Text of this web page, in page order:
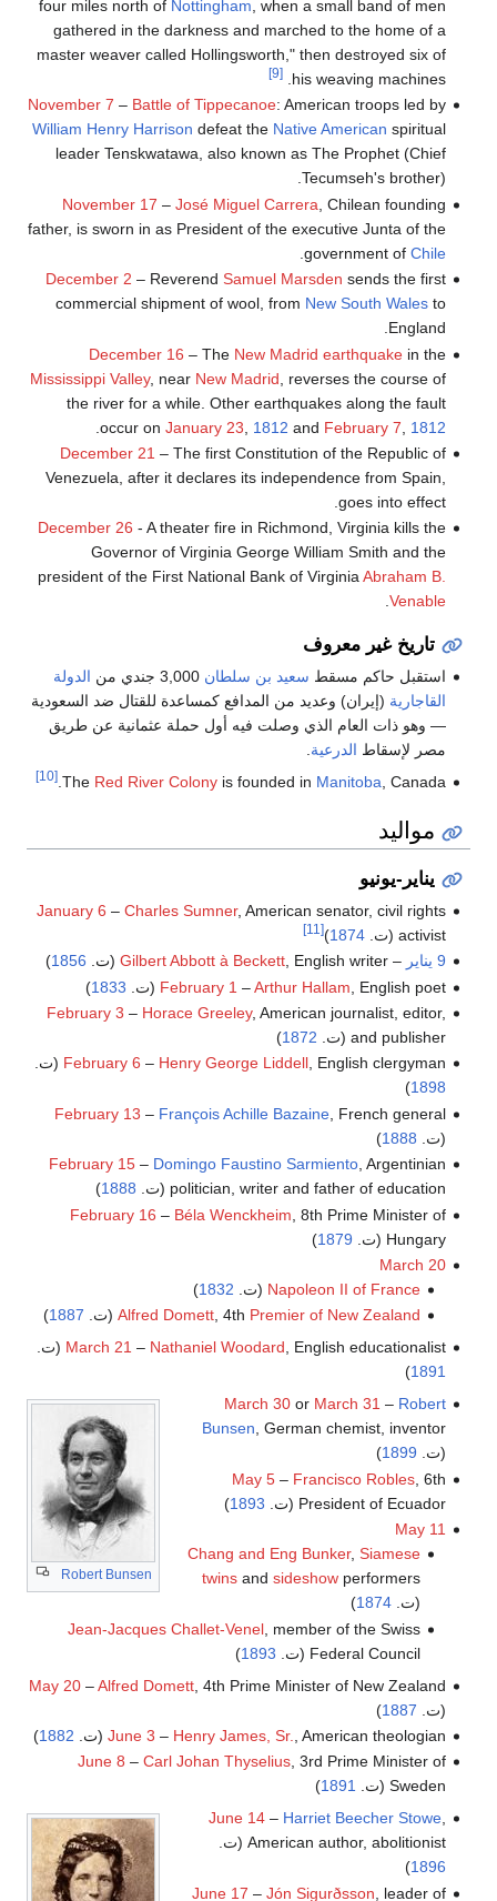
four miles north of Nottingham , when a small band of men
gathered in the darkness and marched to the home of a
master weaver called Hollingsworth," then destroyed six of
his weaving machines.
[9]
November 7 – Battle of Tippecanoe: American troops led by
William Henry Harrison defeat the Native American spiritual
leader Tenskwatawa, also known as The Prophet (Chief
Tecumseh's brother).
November 17 – José Miguel Carrera , Chilean founding
father, is sworn in as President of the executive Junta of the
government of Chile
December 2 – Reverend Samuel Marsden sends the first
commercial shipment of wool, from New South Walesto
England.
December 16 – The New Madrid earthquakein the
Mississippi Valley, near New Madrid , reverses the course of
the river for a while. Other earthquakes along the fault
occur on January 23 1812 and February 7 1812
December 21 – The first Constitution of the Republic of
Venezuela, after it declares its independence from Spain,
goes into effect.
December 26 - A theater fire in Richmond, Virginia kills the
Governor of Virginia George William Smith and the
president of the First National Bank of VirginiaAbraham B.
Venable
.
تاريخ غير معروف
استقبل حاكم مسقط سعيد بن سلطان 3,000 جندي من
الدولة
القاجارية (إيران) وعديد من المدافع كمساعدة للقتال ضد السعودية
— وهو ذات العام الذي وصلت فيه أول حملة عثمانية عن طريق
مصر لإسقاط الدرعية
The Red River Colonyis founded in Manitoba , Canada.
[10]
مواليد
يناير-يونيو
January 6 – Charles Sumner, American senator, civil rights
activist (ت.
1874
)
[11]
9 يناير –
Gilbert Abbott à Beckett, English writer (ت. 1856
)
February 1 –Arthur Hallam , English poet (ت. 1833
)
February 3 – Horace Greeley, American journalist, editor,
and publisher (ت.
1872
)
February 6 – Henry George Liddell, English clergyman (ت.
1898
)
February 13 – François Achille Bazaine, French general
(ت. 1888
)
February 15– Domingo Faustino Sarmiento, Argentinian
politician, writer and father of education (ت.
1888
)
February 16 – Béla Wenckheim , 8th Prime Minister of
Hungary (ت.
1879
)
March 20
Napoleon II of France (ت. 1832
)
Alfred Domett, 4th Premier of New Zealand (ت. 1887
)
March 21 – Nathaniel Woodard, English educationalist (ت.
1891
)
Robert Bunsen
March 30or March 31 – Robert
Bunsen, German chemist, inventor
(ت. 1899
)
May 5– Francisco Robles, 6th
President of Ecuador (ت.
1893
)
May 11
Chang and Eng Bunker,Siamese
twins andsideshow performers
(ت. 1874
)
Jean-Jacques Challet-Venel , member of the Swiss
Federal Council (ت.
1893
)
May 20–Alfred Domett, 4th Prime Minister of New Zealand
(ت. 1887
)
June 3 – Henry James, Sr. , American theologian (ت. 1882
)
June 8 – Carl Johan Thyselius, 3rd Prime Minister of
Sweden (ت.
1891
)
June 14– Harriet Beecher Stowe,
American author, abolitionist (ت.
1896
)
June 17 – Jón Sigurðsson , leader of